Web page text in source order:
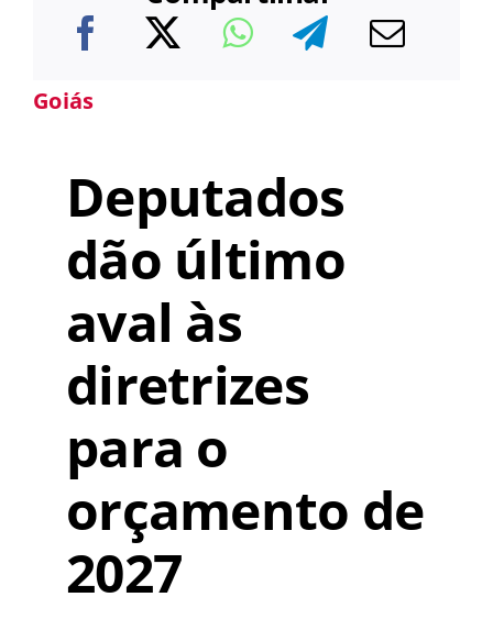
Goiás
Deputados
dão último
aval às
diretrizes
para o
orçamento de
2027